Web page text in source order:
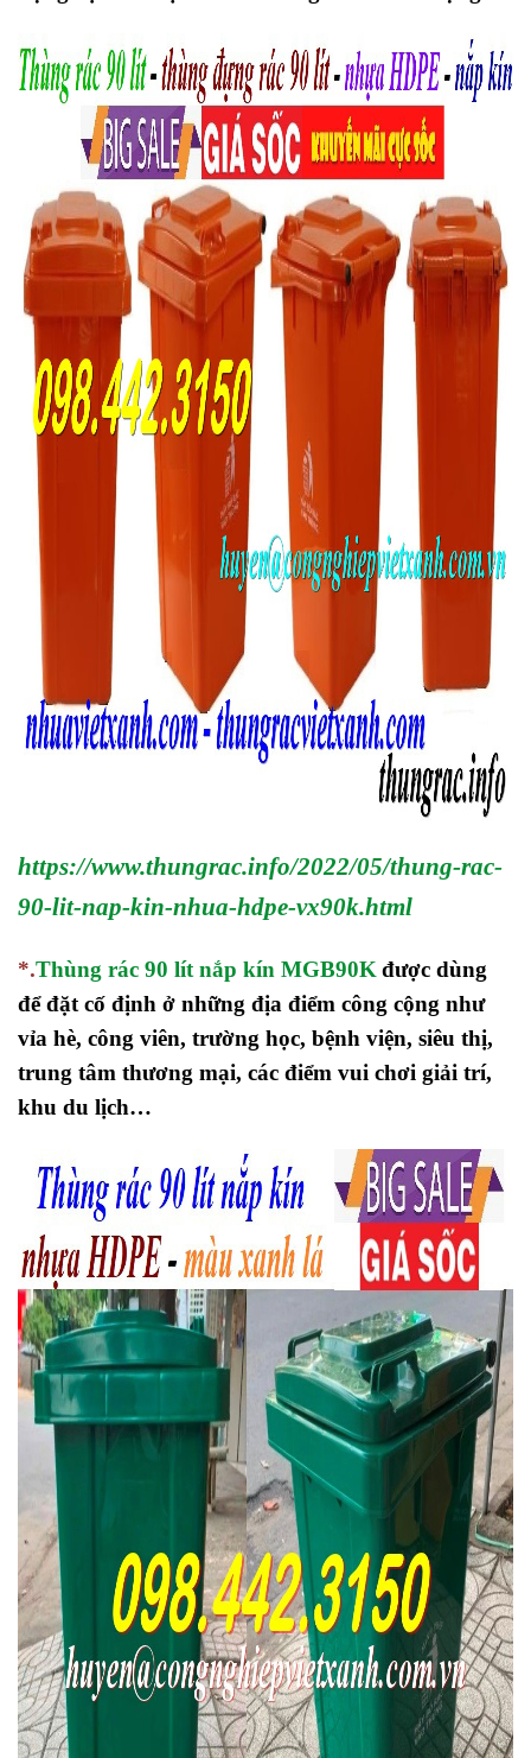
https://www.thungrac.info/2022/05/thung-rac-
90-lit-nap-kin-nhua-hdpe-vx90k.html
*.Thùng rác 90 lít nắp kín MGB90K được dùng
để đặt cố định ở những địa điểm công cộng như
vỉa hè, công viên, trường học, bệnh viện, siêu thị,
trung tâm thương mại, các điểm vui chơi giải trí,
khu du lịch…